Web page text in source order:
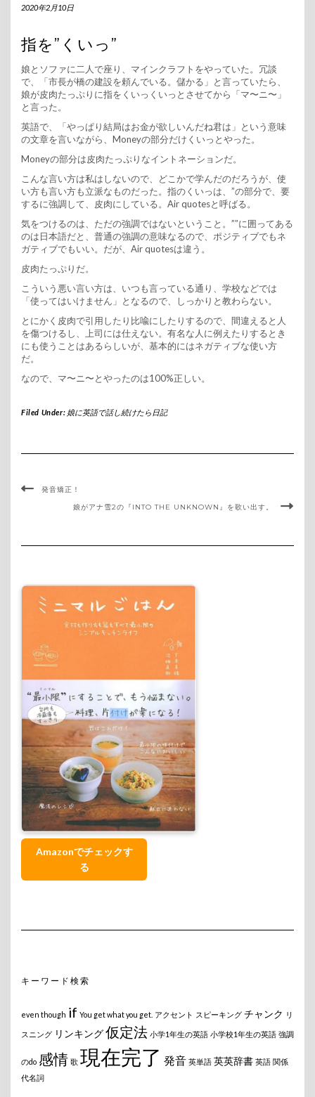
2020年2月10日
指を”くいっ”
娘とソファに二人で座り、マインクラフトをやっていた。冗談
で、「市長が橋の建設を頼んでいる。儲かる」と言っていたら、
娘が皮肉たっぷりに指をくいっくいっとさせてから「マ〜ニ〜」
と言った。
英語で、「やっぱり結局はお金が欲しいんだね君は」という意味
の文章を言いながら、Moneyの部分だけくいっとやった。
Moneyの部分は皮肉たっぷりなイントネーションだ。
こんな言い方は私はしないので、どこかで学んだのだろうが、使
い方も言い方も立派なものだった。指のくいっは、”の部分で、要
するに強調して、皮肉にしている。Air quotesと呼ばる。
気をつけるのは、ただの強調ではないということ。””に囲ってある
のは日本語だと、普通の強調の意味なるので、ポジティブでもネ
ガティブでもいい。だが、Air quotesは違う。
皮肉たっぷりだ。
こういう悪い言い方は、いつも言っている通り、学校などでは
「使ってはいけません」となるので、しっかりと教わらない。
とにかく皮肉で引用したり比喩にしたりするので、間違えると人
を傷つけるし、上司には仕えない。有名な人に例えたりするとき
にも使うことはあるらしいが、基本的にはネガティブな使い方
だ。
なので、マ〜ニ〜とやったのは100%正しい。
Filed Under: 娘に英語で話し続けたら日記
発音矯正！
娘がアナ雪2の『INTO THE UNKNOWN』を歌い出す。
Amazonでチェックす
る
キーワード検索
even though if You get what you get. アクセント スピーキング チャンク リ
スニング リンキング仮定法 小学1年生の英語 小学校1年生の英語 強調
のdo 感情 歌 現在完了 発音 英単語 英英辞書 英語 関係
代名詞